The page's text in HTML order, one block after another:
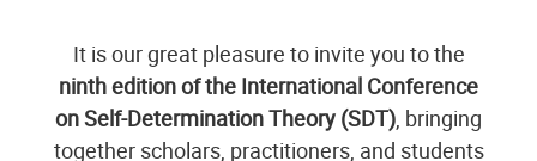
It is our great pleasure to invite you to the
ninth edition of the International Conference
on Self-Determination Theory (SDT) , bringing
together scholars, practitioners, and students